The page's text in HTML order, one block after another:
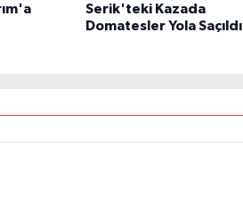
Serik'teki Kazada
Domatesler Yola Saçıldı